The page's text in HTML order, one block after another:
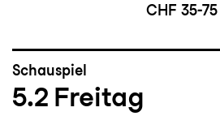
CHF 35-75
Schauspiel
5.2 Freitag